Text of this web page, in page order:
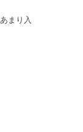
まり入